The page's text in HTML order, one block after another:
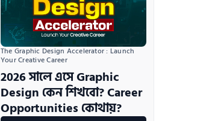
The Graphic Design Accelerator : Launch
Your Creative Career
2026 সালে এসে Graphic
Design কেন শিখবো? Career
Opportunities কোথায়?